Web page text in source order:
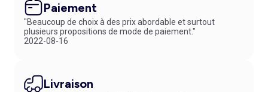
Paiement
"Beaucoup de choix à des prix abordable et surtout
plusieurs propositions de mode de paiement."
2022-08-16
Livraison